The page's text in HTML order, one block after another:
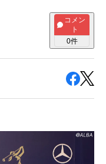
コメン
ト
0件